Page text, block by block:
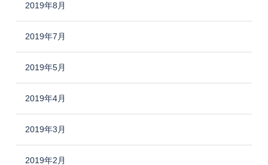
2019年8月
2019年7月
2019年5月
2019年4月
2019年3月
2019年2月